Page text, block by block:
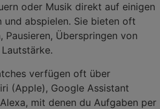
oder Musik direkt auf einigen
und abspielen. Sie bieten oft
Pausieren, Überspringen von
verfügen oft über
(Apple), Google Assistant
mit denen du Aufgaben per